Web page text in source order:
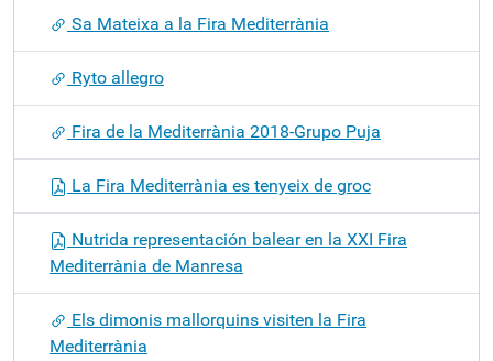
Sa Mateixa a la Fira Mediterrània
Ryto allegro
Fira de la Mediterrània 2018-Grupo Puja
La Fira Mediterrània es tenyeix de groc
Nutrida representación balear en la XXI Fira
Mediterrània de Manresa
Els dimonis mallorquins visiten la Fira
Mediterrània